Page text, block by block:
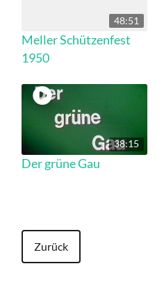
48:51
Meller Schützenfest
1950
38:15
Der grüne Gau
Zurück